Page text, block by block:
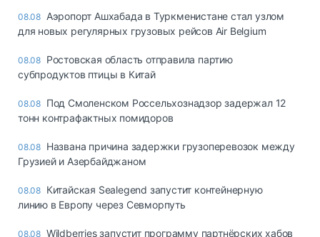
08.08 Аэропорт Ашхабада в Туркменистане стал узлом
для новых регулярных грузовых рейсов Air Belgium
08.08 Ростовская область отправила партию
субпродуктов птицы в Китай
08.08 Под Смоленском Россельхознадзор задержал 12
тонн контрафактных помидоров
08.08 Названа причина задержки грузоперевозок между
Грузией и Азербайджаном
08.08 Китайская Sealegend запустит контейнерную
линию в Европу через Севморпуть
08.08 Wildberries запустит программу партнёрских хабов